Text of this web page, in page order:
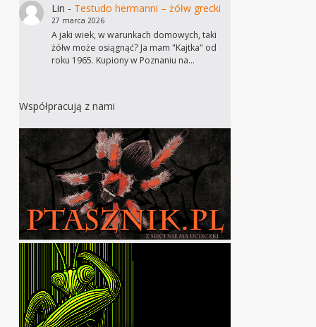
Lin - Testudo hermanni – żółw grecki
27 marca 2026
A jaki wiek, w warunkach domowych, taki
żółw może osiągnąć? Ja mam "Kajtka" od
roku 1965. Kupiony w Poznaniu na…
Współpracują z nami